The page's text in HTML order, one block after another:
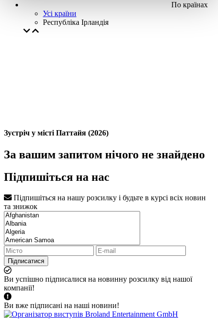
По країнах
Усі країни
Республіка Ірландія
Зустріч у місті Паттайя (2026)
За вашим запитом нічого не знайдено
Підпишіться на нас
Підпишіться на нашу розсилку і будьте в курсі всіх новин
та знижок
Підписатися
Ви успішно підписалися на новинну розсилку від нашої
компанії!
Ви вже підписані на наші новини!